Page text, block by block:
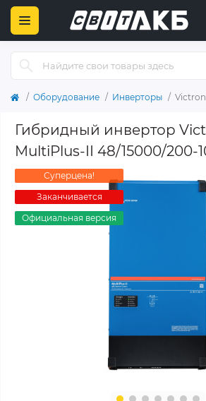
Оборудование Инверторы
Гибридный инвертор
MultiPlus-II 48/15000/200-
Суперцена!
Заканчивается
Официальная версия